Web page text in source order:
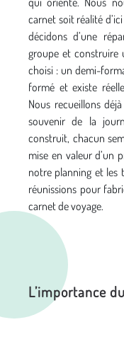
carnet soit réalité
décidons d’une
groupe et construire
choisi : un demi-
formé et existe
Nous recueillons
souvenir de la
construit, chacun
mise en valeur d’un
notre planning et les
réunissions pour
carnet de voyage.
L’importance